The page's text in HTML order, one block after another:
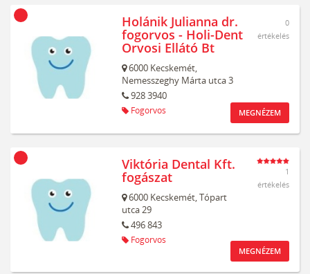
Holánik Julianna dr.
fogorvos - Holi-Dent
Orvosi Ellátó Bt
6000 Kecskemét,
Nemesszeghy Márta utca 3
928 3940
Fogorvos
0
értékelés
MEGNÉZEM
Viktória Dental Kft.
fogászat
6000 Kecskemét,Tópart
utca 29
496 843
Fogorvos
1
értékelés
MEGNÉZEM